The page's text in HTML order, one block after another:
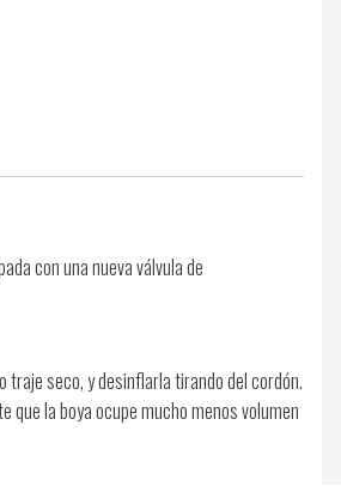
con una nueva válvula de
traje seco, y desinflarla tirando del cordón.
que la boya ocupe mucho menos volumen